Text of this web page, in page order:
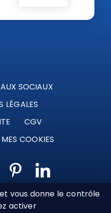
SOCIAUX
LÉGALES
CGV
MES COOKIES
Attichy, Compiègne,
vous donne le contrôle
activer